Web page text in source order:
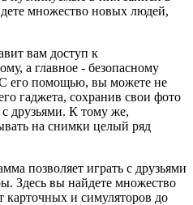
множество новых людей,
вам доступ к
а главное - безопасному
его помощью, вы можете не
гаджета, сохранив свои фото
друзьями. К тому же,
на снимки целый ряд
позволяет играть с друзьями
Здесь вы найдете множество
и симуляторов до